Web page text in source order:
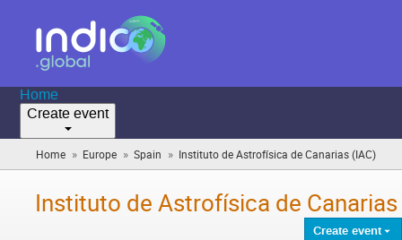
Home
Create event
Home » Europe » Spain » Instituto de Astrofísica de Canarias (IAC)
are
Instituto de Astrofísica de
Create event